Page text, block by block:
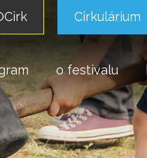
Cirkulárium
o festivalu